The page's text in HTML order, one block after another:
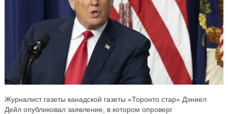
Журналист газеты канадской газеты «Торонто стар» Дэниел
Дейл опубликовал заявление, в котором опроверг